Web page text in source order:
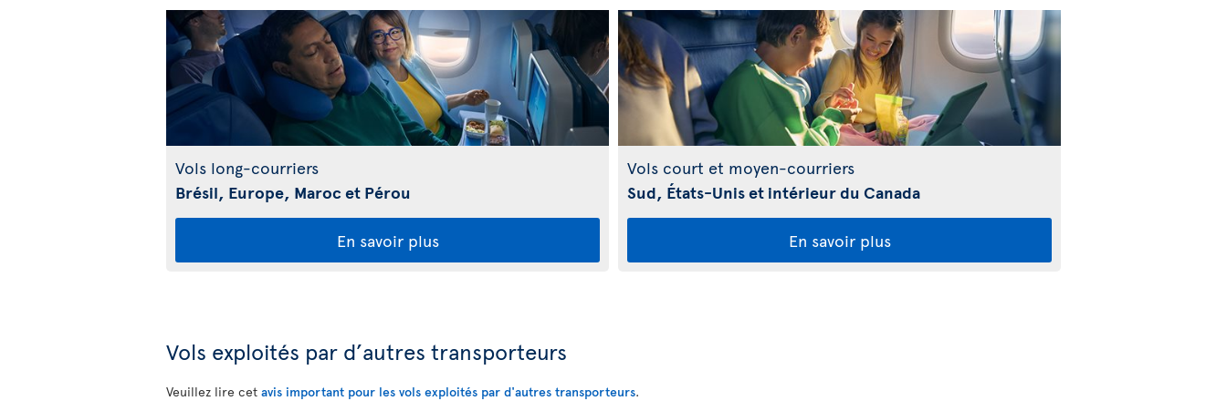
Vols long-courriers
Brésil, Europe, Maroc et Pérou
En savoir plus
Vols court et moyen-courriers
Sud, États-Unis et intérieur du Canada
En savoir plus
Vols exploités par d’autres transporteurs
Veuillez lire cet avis important pour les vols exploités par d'autres transporteurs.